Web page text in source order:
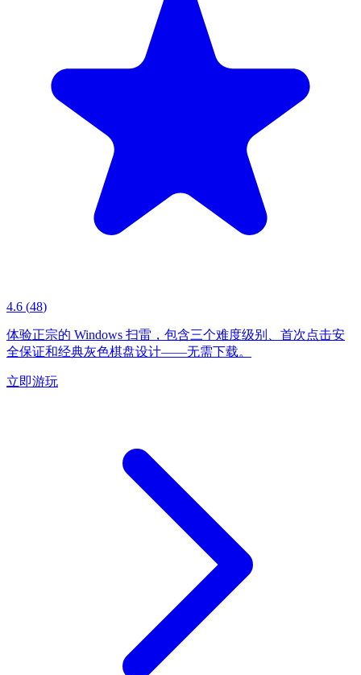
4.6 (48)
体验正宗的 Windows 扫雷，包含三个难度级别、首次点击安
全保证和经典灰色棋盘设计——无需下载。
立即游玩